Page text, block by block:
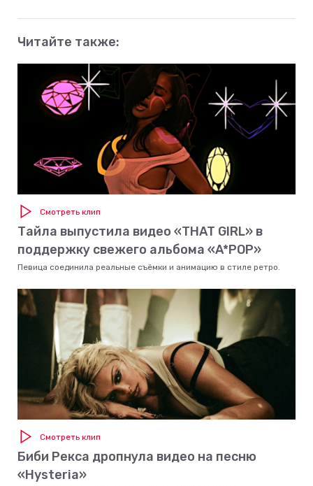
Читайте также:
Смотреть клип
Тайла выпустила видео «THAT GIRL» в
поддержку свежего альбома «A*POP»
Певица соединила реальные съёмки и анимацию в стиле ретро.
Смотреть клип
Биби Рекса дропнула видео на песню
«Hysteria»